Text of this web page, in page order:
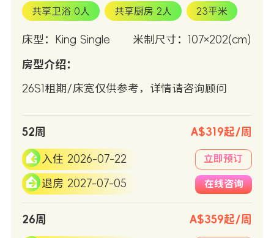
共享卫浴 0人 共享厨房 2人 23平米
床型：King Single 米制尺寸：107×202(cm)
房型介绍：
26S1租期/床宽仅供参考，详情请咨询顾问
52周 A$319起/周
入住 2026-07-22
退房 2027-07-05
立即预订
在线咨询
26周 A$359起/周